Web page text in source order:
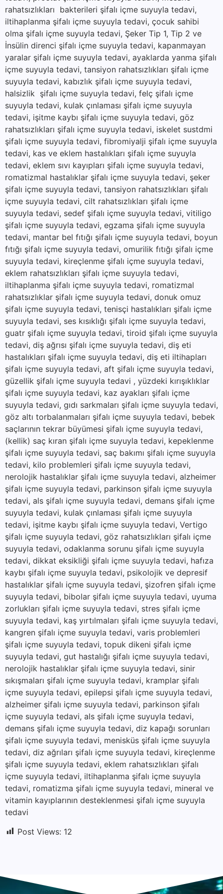
rahatsızlıkları bakterileri şifalı içme suyuyla tedavi,
iltihaplanma şifalı içme suyuyla tedavi, çocuk sahibi
olma şifalı içme suyuyla tedavi, Şeker Tip 1, Tip 2 ve
İnsülin direnci şifalı içme suyuyla tedavi, kapanmayan
yaralar şifalı içme suyuyla tedavi, ayaklarda yanma şifalı
içme suyuyla tedavi, tansiyon rahatsızlıkları şifalı içme
suyuyla tedavi, kabızlık şifalı içme suyuyla tedavi,
halsizlik şifalı içme suyuyla tedavi, felç şifalı içme
suyuyla tedavi, kulak çınlaması şifalı içme suyuyla
tedavi, işitme kaybı şifalı içme suyuyla tedavi, göz
rahatsızlıkları şifalı içme suyuyla tedavi, iskelet sustdmi
şifalı içme suyuyla tedavi, fibromiyalji şifalı içme suyuyla
tedavi, kas ve eklem hastalıkları şifalı içme suyuyla
tedavi, eklem sıvı kayıpları şifalı içme suyuyla tedavi,
romatizmal hastalıklar şifalı içme suyuyla tedavi, şeker
şifalı içme suyuyla tedavi, tansiyon rahatsızlıkları şifalı
içme suyuyla tedavi, cilt rahatsızlıkları şifalı içme
suyuyla tedavi, sedef şifalı içme suyuyla tedavi, vitiligo
şifalı içme suyuyla tedavi, egzama şifalı içme suyuyla
tedavi, mantar bel fıtığı şifalı içme suyuyla tedavi, boyun
fıtığı şifalı içme suyuyla tedavi, omurilik fıtığı şifalı içme
suyuyla tedavi, kireçlenme şifalı içme suyuyla tedavi,
eklem rahatsızlıkları şifalı içme suyuyla tedavi,
iltihaplanma şifalı içme suyuyla tedavi, romatizmal
rahatsızlıklar şifalı içme suyuyla tedavi, donuk omuz
şifalı içme suyuyla tedavi, tenisçi hastalıkları şifalı içme
suyuyla tedavi, ses kısıklığı şifalı içme suyuyla tedavi,
guatr şifalı içme suyuyla tedavi, tiroid şifalı içme suyuyla
tedavi, diş ağrısı şifalı içme suyuyla tedavi, diş eti
hastalıkları şifalı içme suyuyla tedavi, diş eti iltihapları
şifalı içme suyuyla tedavi, aft şifalı içme suyuyla tedavi,
güzellik şifalı içme suyuyla tedavi , yüzdeki kırışıklıklar
şifalı içme suyuyla tedavi, kaz ayakları şifalı içme
suyuyla tedavi, gıdı sarkmaları şifalı içme suyuyla tedavi,
göz altı torbalanmaları şifalı içme suyuyla tedavi, bebek
saçlarının tekrar büyümesi şifalı içme suyuyla tedavi,
(kellik) saç kıran şifalı içme suyuyla tedavi, kepeklenme
şifalı içme suyuyla tedavi, saç bakımı şifalı içme suyuyla
tedavi, kilo problemleri şifalı içme suyuyla tedavi,
nerolojik hastalıklar şifalı içme suyuyla tedavi, alzheimer
şifalı içme suyuyla tedavi, parkinson şifalı içme suyuyla
tedavi, als şifalı içme suyuyla tedavi, demans şifalı içme
suyuyla tedavi, kulak çınlaması şifalı içme suyuyla
tedavi, işitme kaybı şifalı içme suyuyla tedavi, Vertigo
şifalı içme suyuyla tedavi, göz rahatsızlıkları şifalı içme
suyuyla tedavi, odaklanma sorunu şifalı içme suyuyla
tedavi, dikkat eksikliği şifalı içme suyuyla tedavi, hafıza
kaybı şifalı içme suyuyla tedavi, psikolojik ve depresif
hastalıklar şifalı içme suyuyla tedavi, şizofren şifalı içme
suyuyla tedavi, bibolar şifalı içme suyuyla tedavi, uyuma
zorlukları şifalı içme suyuyla tedavi, stres şifalı içme
suyuyla tedavi, kaş yırtılmaları şifalı içme suyuyla tedavi,
kangren şifalı içme suyuyla tedavi, varis problemleri
şifalı içme suyuyla tedavi, topuk dikeni şifalı içme
suyuyla tedavi, gut hastalığı şifalı içme suyuyla tedavi,
nerolojik hastalıklar şifalı içme suyuyla tedavi, sinir
sıkışmaları şifalı içme suyuyla tedavi, kramplar şifalı
içme suyuyla tedavi, epilepsi şifalı içme suyuyla tedavi,
alzheimer şifalı içme suyuyla tedavi, parkinson şifalı
içme suyuyla tedavi, als şifalı içme suyuyla tedavi,
demans şifalı içme suyuyla tedavi, diz kapağı sorunları
şifalı içme suyuyla tedavi, menisküs şifalı içme suyuyla
tedavi, diz ağrıları şifalı içme suyuyla tedavi, kireçlenme
şifalı içme suyuyla tedavi, eklem rahatsızlıkları şifalı
içme suyuyla tedavi, iltihaplanma şifalı içme suyuyla
tedavi, romatizma şifalı içme suyuyla tedavi, mineral ve
vitamin kayıplarının desteklenmesi şifalı içme suyuyla
tedavi
Post Views: 12